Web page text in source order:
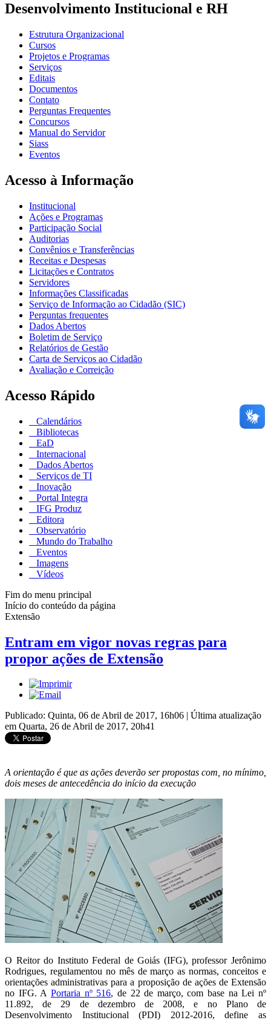
Desenvolvimento Institucional e RH
Estrutura Organizacional
Cursos
Projetos e Programas
Serviços
Editais
Documentos
Contato
Perguntas Frequentes
Concursos
Manual do Servidor
Siass
Eventos
Acesso à Informação
Institucional
Ações e Programas
Participação Social
Auditorias
Convênios e Transferências
Receitas e Despesas
Licitações e Contratos
Servidores
Informações Classificadas
Serviço de Informação ao Cidadão (SIC)
Perguntas frequentes
Dados Abertos
Boletim de Serviço
Relatórios de Gestão
Carta de Serviços ao Cidadão
Avaliação e Correição
Acesso Rápido
Calendários
Bibliotecas
EaD
Internacional
Dados Abertos
Serviços de TI
Inovação
Portal Integra
IFG Produz
Editora
Observatório
Mundo do Trabalho
Eventos
Imagens
Vídeos
Fim do menu principal
Início do conteúdo da página
Extensão
Entram em vigor novas regras para
propor ações de Extensão
Publicado: Quinta, 06 de Abril de 2017, 16h06 | Última atualização
em Quarta, 26 de Abril de 2017, 20h41
A orientação é que as ações deverão ser propostas com, no mínimo,
dois meses de antecedência do início da execução
O Reitor do Instituto Federal de Goiás (IFG), professor Jerônimo
Rodrigues, regulamentou no mês de março as normas, conceitos e
orientações administrativas para a proposição de ações de Extensão
no IFG. A Portaria nº 516, de 22 de março, com base na Lei nº
11.892, de 29 de dezembro de 2008, e no Plano de
Desenvolvimento Institucional (PDI) 2012-2016, define as